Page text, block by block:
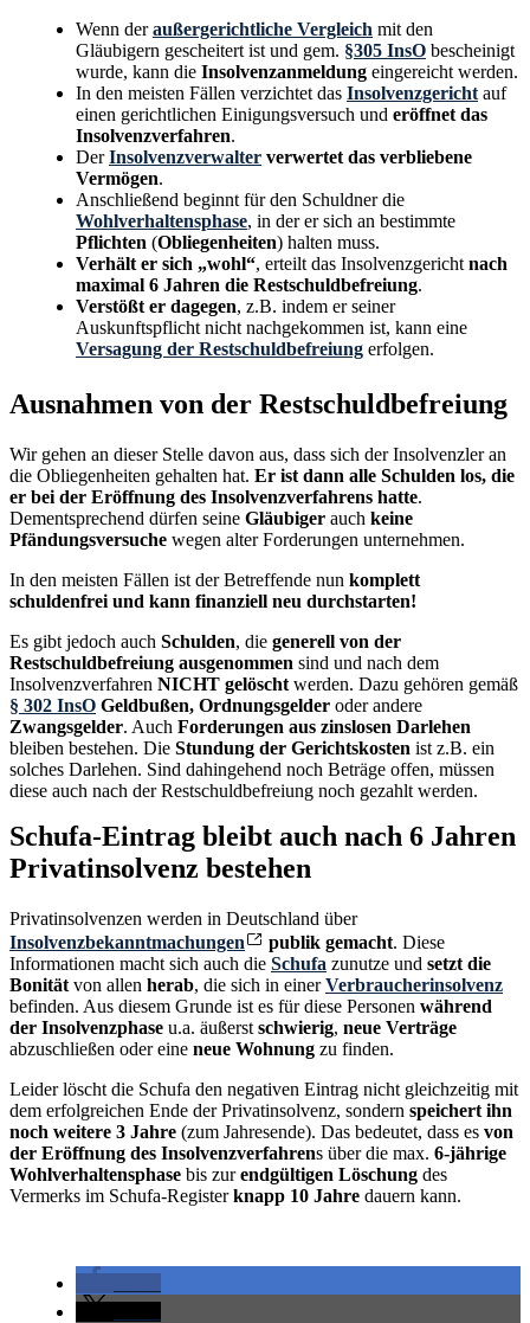
Wenn deraußergerichtliche Vergleich mit den
Gläubigern gescheitert ist und gem. §305 InsO bescheinigt
wurde, kann die Insolvenzanmeldung eingereicht werden.
In den meisten Fällen verzichtet das Insolvenzgericht auf
einen gerichtlichen Einigungsversuch und eröffnet das
Insolvenzverfahren.
DerInsolvenzverwalter verwertet das verbliebene
Vermögen.
Anschließend beginnt für den Schuldner die
Wohlverhaltensphase, in der er sich an bestimmte
Pflichten (Obliegenheiten) halten muss.
Verhält er sich „wohl“, erteilt das Insolvenzgericht nach
maximal 6 Jahren die Restschuldbefreiung.
Verstößt er dagegen, z.B. indem er seiner
Auskunftspflicht nicht nachgekommen ist, kann eine
Versagung der Restschuldbefreiung erfolgen.
Ausnahmen von der Restschuldbefreiung
Wir gehen an dieser Stelle davon aus, dass sich der Insolvenzler an
die Obliegenheiten gehalten hat. Er ist dann alle Schulden los, die
er bei der Eröffnung des Insolvenzverfahrens hatte.
Dementsprechend dürfen seine Gläubiger auch keine
Pfändungsversuche wegen alter Forderungen unternehmen.
In den meisten Fällen ist der Betreffende nun komplett
schuldenfrei und kann finanziell neu durchstarten!
Es gibt jedoch auch Schulden, die generell von der
Restschuldbefreiung ausgenommen sind und nach dem
Insolvenzverfahren NICHT gelöscht werden. Dazu gehören gemäß
§ 302 InsO Geldbußen, Ordnungsgelder oder andere
Zwangsgelder. Auch Forderungen aus zinslosen Darlehen
bleiben bestehen. Die Stundung der Gerichtskosten ist z.B. ein
solches Darlehen. Sind dahingehend noch Beträge offen, müssen
diese auch nach der Restschuldbefreiung noch gezahlt werden.
Schufa-Eintrag bleibt auch nach 6 Jahren
Privatinsolvenz bestehen
Privatinsolvenzen werden in Deutschland über
Insolvenzbekanntmachungen
publik gemacht. Diese
Informationen macht sich auch die Schufa zunutze und setzt die
Bonität von allen herab, die sich in einerVerbraucherinsolvenz
befinden. Aus diesem Grunde ist es für diese Personen während
der Insolvenzphase u.a. äußerst schwierig, neue Verträge
abzuschließen oder eine neue Wohnung zu finden.
Leider löscht die Schufa den negativen Eintrag nicht gleichzeitig mit
dem erfolgreichen Ende der Privatinsolvenz, sondern speichert ihn
noch weitere 3 Jahre (zum Jahresende). Das bedeutet, dass es von
der Eröffnung des Insolvenzverfahrens über die max. 6-jährige
Wohlverhaltensphase bis zurendgültigen Löschung des
Vermerks im Schufa-Registerknapp 10 Jahre dauern kann.